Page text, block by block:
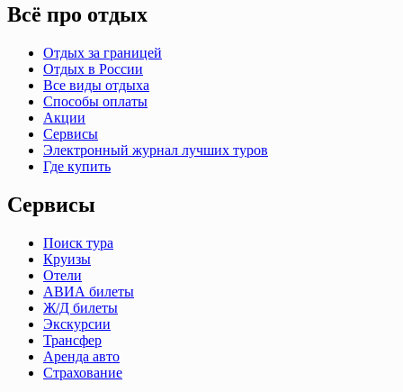
Всё про отдых
Отдых за границей
Отдых в России
Все виды отдыха
Способы оплаты
Акции
Сервисы
Электронный журнал лучших туров
Где купить
Сервисы
Поиск тура
Круизы
Отели
АВИА билеты
Ж/Д билеты
Экскурсии
Трансфер
Аренда авто
Страхование